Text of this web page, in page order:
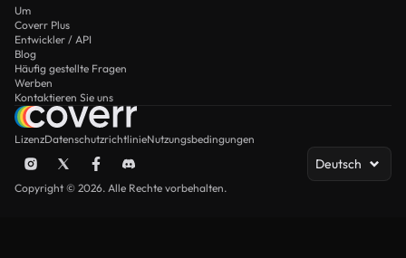
Um
Coverr Plus
Entwickler / API
Blog
Häufig gestellte Fragen
Werben
Kontaktieren Sie uns
LizenzDatenschutzrichtlinieNutzungsbedingungen
Deutsch
Copyright © 2026. Alle Rechte vorbehalten.